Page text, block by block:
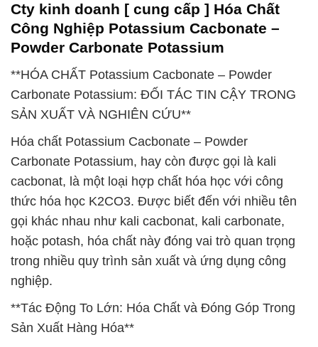
Cty kinh doanh [ cung cấp ] Hóa Chất
Công Nghiệp Potassium Cacbonate –
Powder Carbonate Potassium
**HÓA CHẤT Potassium Cacbonate – Powder
Carbonate Potassium: ĐỐI TÁC TIN CẬY TRONG
SẢN XUẤT VÀ NGHIÊN CỨU**
Hóa chất Potassium Cacbonate – Powder
Carbonate Potassium, hay còn được gọi là kali
cacbonat, là một loại hợp chất hóa học với công
thức hóa học K2CO3. Được biết đến với nhiều tên
gọi khác nhau như kali cacbonat, kali carbonate,
hoặc potash, hóa chất này đóng vai trò quan trọng
trong nhiều quy trình sản xuất và ứng dụng công
nghiệp.
**Tác Động To Lớn: Hóa Chất và Đóng Góp Trong
Sản Xuất Hàng Hóa**